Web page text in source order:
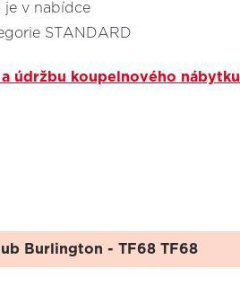
je v nabídce
STANDARD
údržbu koupelnového
Burlington - TF68 TF68